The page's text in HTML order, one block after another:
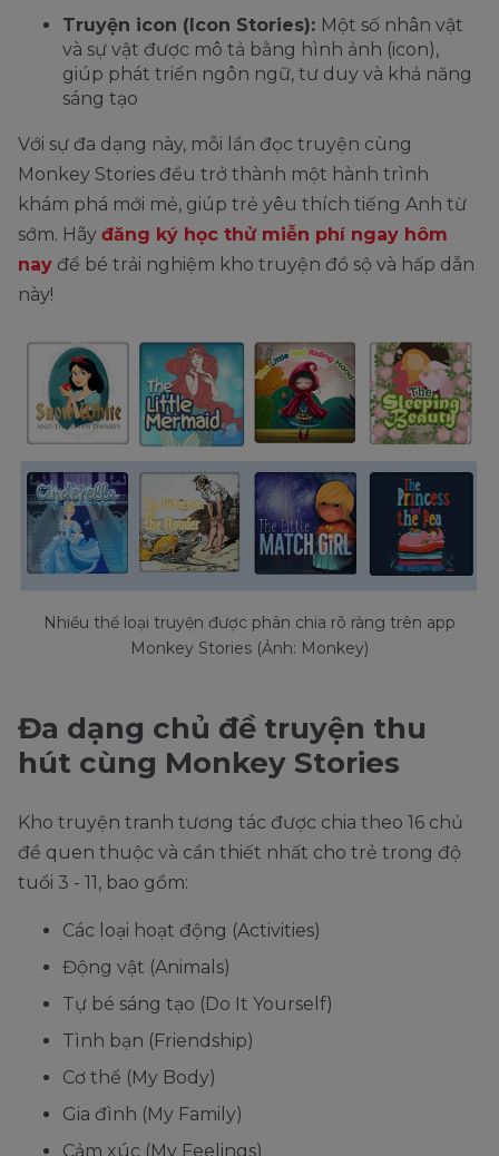
Truyện icon (Icon Stories): Một số nhân vật
và sự vật được mô tả bằng hình ảnh (icon),
giúp phát triển ngôn ngữ, tư duy và khả năng
sáng tạo
Với sự đa dạng này, mỗi lần đọc truyện cùng
Monkey Stories đều trở thành một hành trình
khám phá mới mẻ, giúp trẻ yêu thích tiếng Anh từ
sớm. Hãy đăng ký học thử miễn phí ngay hôm
nay để bé trải nghiệm kho truyện đồ sộ và hấp dẫn
này!
Nhiều thể loại truyện được phân chia rõ ràng trên app
Monkey Stories (Ảnh: Monkey)
Đa dạng chủ đề truyện thu
hút cùng Monkey Stories
Kho truyện tranh tương tác được chia theo 16 chủ
đề quen thuộc và cần thiết nhất cho trẻ trong độ
tuổi 3 - 11, bao gồm:
Các loại hoạt động (Activities)
Động vật (Animals)
Tự bé sáng tạo (Do It Yourself)
Tình bạn (Friendship)
Cơ thể (My Body)
Gia đình (My Family)
Cảm xúc (My Feelings)